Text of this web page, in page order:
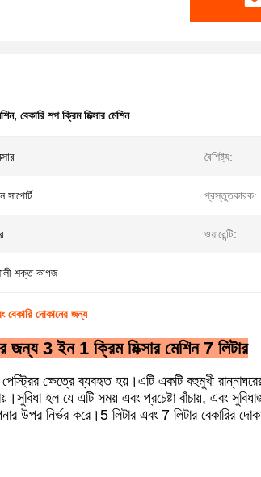
, বেকারি শপ ক্রিম মিক্সার মেশিন
বৈশিষ্ট্য:
সাপোর্ট প্রস্তুতকারক:
ওয়ারেন্টি:
শক্ত কাগজ
বেকারি দোকানের জন্য
জন্য 3 ইন 1 ক্রিম মিক্সার মেশিন 7 লিটার
পেস্ট্রির ক্ষেত্রে ব্যবহৃত হয়।এটি একটি বহুমুখী
হল যে এটি সময় এবং প্রচেষ্টা বাঁচায়, এবং
উপর নির্ভর করে।5 লিটার এবং 7 লিটার বেকারির